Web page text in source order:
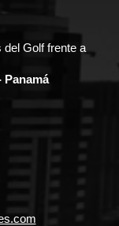
Golf frente a
Panamá